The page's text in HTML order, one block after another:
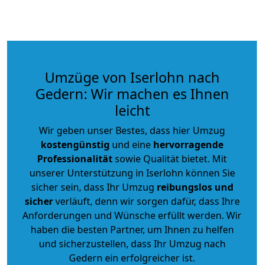
Umzüge von Iserlohn nach
Gedern: Wir machen es Ihnen
leicht
Wir geben unser Bestes, dass hier Umzug
kostengünstig und eine hervorragende
Professionalitätsowie Qualität bietet. Mit
unserer Unterstützung in Iserlohn können Sie
sicher sein, dass Ihr Umzug reibungslos und
sicherverläuft, denn wir sorgen dafür, dass Ihre
Anforderungen und Wünsche erfüllt werden. Wir
haben die besten Partner, um Ihnen zu helfen
und sicherzustellen, dass Ihr Umzug nach
Gedern ein erfolgreicher ist.